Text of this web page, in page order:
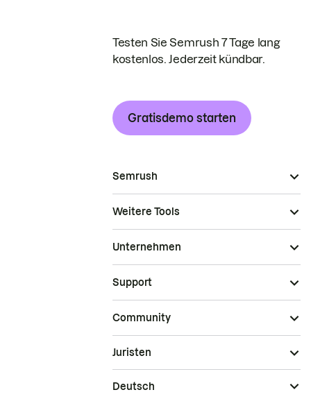
Testen Sie Semrush 7 Tage lang
kostenlos. Jederzeit kündbar.
Gratisdemo starten
Semrush
Weitere Tools
Unternehmen
Support
Community
Juristen
Deutsch